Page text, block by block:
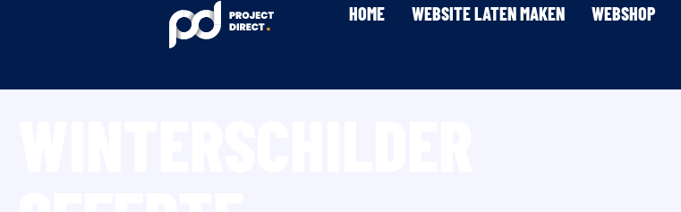
HOME WEBSITE LATEN MAKEN WEBSHOP